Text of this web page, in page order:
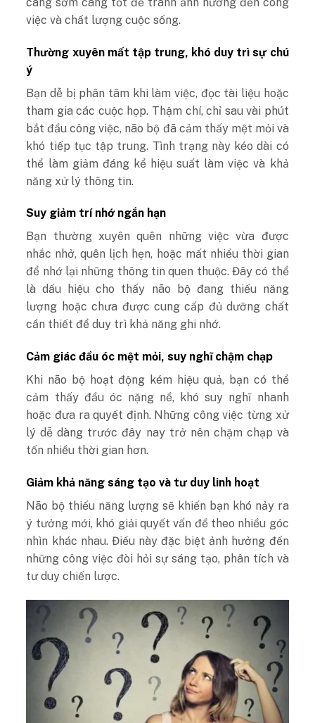
việc và chất lượng cuộc sống.
Thường xuyên mất tập trung, khó duy trì sự chú
ý
Bạn dễ bị phân tâm khi làm việc, đọc tài liệu hoặc
tham gia các cuộc họp. Thậm chí, chỉ sau vài phút
bắt đầu công việc, não bộ đã cảm thấy mệt mỏi và
khó tiếp tục tập trung. Tình trạng này kéo dài có
thể làm giảm đáng kể hiệu suất làm việc và khả
năng xử lý thông tin.
Suy giảm trí nhớ ngắn hạn
Bạn thường xuyên quên những việc vừa được
nhắc nhở, quên lịch hẹn, hoặc mất nhiều thời gian
để nhớ lại những thông tin quen thuộc. Đây có thể
là dấu hiệu cho thấy não bộ đang thiếu năng
lượng hoặc chưa được cung cấp đủ dưỡng chất
cần thiết để duy trì khả năng ghi nhớ.
Cảm giác đầu óc mệt mỏi, suy nghĩ chậm chạp
Khi não bộ hoạt động kém hiệu quả, bạn có thể
cảm thấy đầu óc nặng nề, khó suy nghĩ nhanh
hoặc đưa ra quyết định. Những công việc từng xử
lý dễ dàng trước đây nay trở nên chậm chạp và
tốn nhiều thời gian hơn.
Giảm khả năng sáng tạo và tư duy linh hoạt
Não bộ thiếu năng lượng sẽ khiến bạn khó nảy ra
ý tưởng mới, khó giải quyết vấn đề theo nhiều góc
nhìn khác nhau. Điều này đặc biệt ảnh hưởng đến
những công việc đòi hỏi sự sáng tạo, phân tích và
tư duy chiến lược.